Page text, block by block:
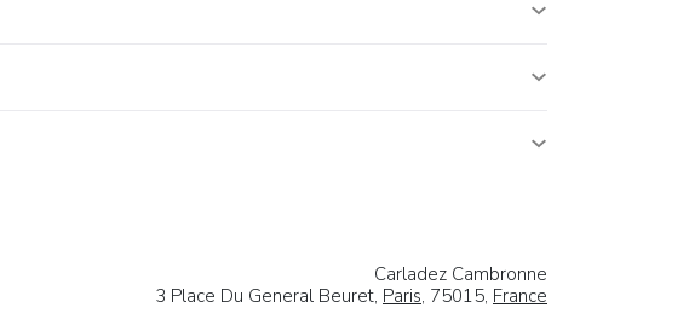
Carladez Cambronne
3 Place Du General Beuret, Paris, 75015, France